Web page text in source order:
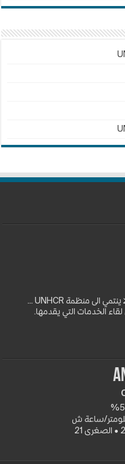
بوابة اللجوء والهجرة موقع غير حكومي ولا ينتمي الى منظمة UNHCR ...
لقاء الخدمات التي يقدمها.